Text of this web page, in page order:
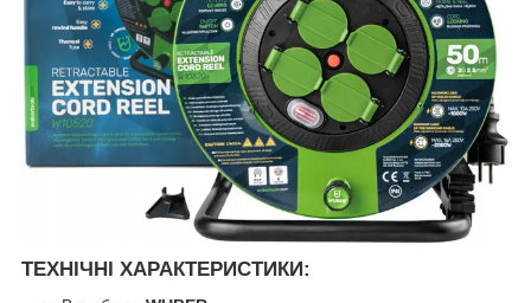
ТЕХНІЧНІ ХАРАКТЕРИСТИКИ: